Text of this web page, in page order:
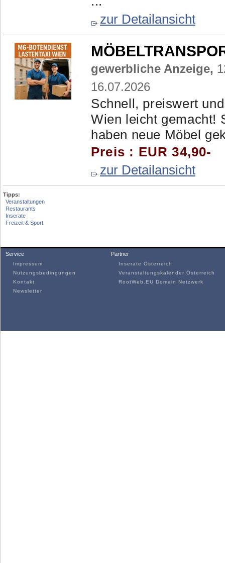
zur Detailansicht
gewerbliche Anzeige,
16.07.2026
Schnell, preiswert
Wien leicht gemacht!
haben neue Möbel
Preis : EUR 34,90-
zur Detailansicht
Tipps:
Veranstaltungen
Restaurants
Inserate
Freizeit & Sport
Service
Impressum
Nutzungsbedingungen
Kontakt
Newsletter
Partner
Inserate Österreich
Veranstaltungskalender Österreich
RootWeb.EU Domain Netzwerk